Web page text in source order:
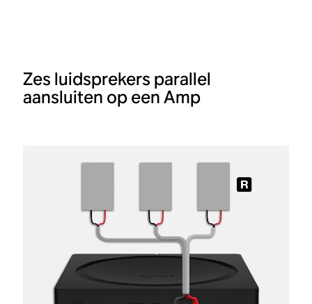
Zes luidsprekers parallel
aansluiten op een Amp